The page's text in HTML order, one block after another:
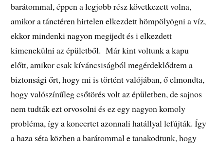
barátommal, éppen a legjobb rész következett volna,
amikor a tánctéren hirtelen elkezdett hömpölyögni a víz,
ekkor mindenki nagyon megijedt és i elkezdett
kimenekülni az épületből. Már kint voltunk a kapu
előtt, amikor csak kíváncsiságból megérdeklődtem a
biztonsági őrt, hogy mi is történt valójában, ő elmondta,
hogy valószínűleg csőtörés volt az épületben, de sajnos
nem tudták ezt orvosolni és ez egy nagyon komoly
probléma, így a koncertet azonnali hatállyal lefújták. Így
a haza séta közben a barátommal e tanakodtunk, hogy